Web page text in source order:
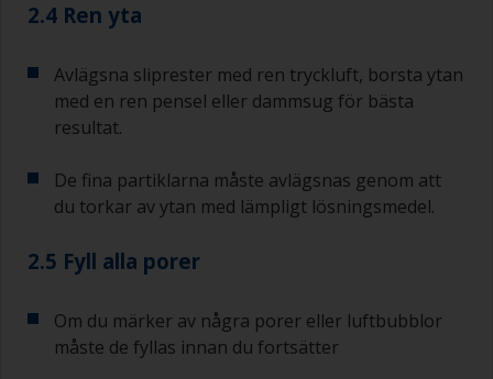
2.4 Ren yta
Avlägsna sliprester med ren tryckluft, borsta ytan
med en ren pensel eller dammsug för bästa
resultat.
De fina partiklarna måste avlägsnas genom att
du torkar av ytan med lämpligt lösningsmedel.
2.5 Fyll alla porer
Om du märker av några porer eller luftbubblor
måste de fyllas innan du fortsätter